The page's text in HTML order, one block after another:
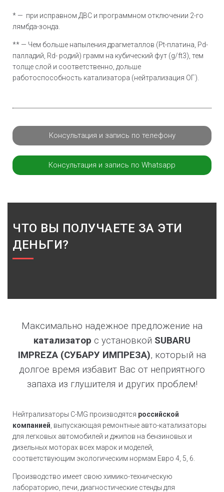
* — при исправном ДВС и программном отключении 2-го
лямбда-зонда.
** — Чем больше напыления драгметаллов (Pt-платина, Pd-
палладий, Rd- родий) грамм на кубический фут (g/ft3), тем
толще слой и соответственно, дольше
работоспособность катализатора (нейтрализация ОГ).
Консультация и запись по телефону
Консультация и запись по Whatsapp
ЧТО ВЫ ПОЛУЧАЕТЕ ЗА ЭТИ
ДЕНЬГИ?
Максимально надежное предложение на
катализатор с установкой SUBARU
IMPREZA (СУБАРУ ИМПРЕЗА), который на
долгое время избавит Вас от неприятного
запаха из глушителя и других проблем!
Нейтрализаторы C-MG производятся российской
компанией , выпускающая ремонтные авто-катализаторы
для легковых автомобилей и джипов на бензиновых и
дизельных моторах всех марок и моделей,
соответствующим экологическим нормам Евро 4, 5, 6.
Производство имеет свою химико-техническую
лабораторию, печи, диагностические стенды для